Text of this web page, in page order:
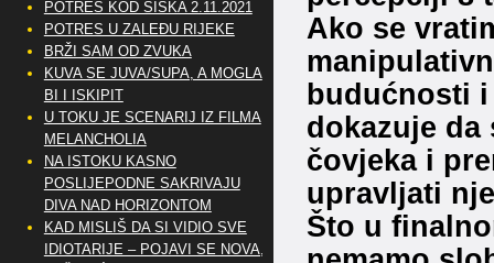
Ako se
budućnosti
dokazuje
čovjeka i
upravljati
Što u
POTRES KOD SISKA 2.11.2021
POTRES U ZALEĐU RIJEKE
BRŽI SAM OD ZVUKA
KUVA SE JUVA/SUPA, A MOGLA
BI I ISKIPIT
U TOKU JE SCENARIJ IZ FILMA
MELANCHOLIA
NA ISTOKU KASNO
POSLIJEPODNE SAKRIVAJU
DIVA NAD HORIZONTOM
KAD MISLIŠ DA SI VIDIO SVE
IDIOTARIJE – POJAVI SE NOVA,..